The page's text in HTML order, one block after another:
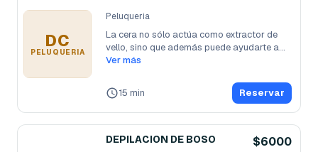
DC
PELUQUERIA
Peluqueria
La cera no sólo actúa como extractor de
vello, sino que además puede ayudarte a...
Ver más
15 min Reservar
DEPILACION DE BOSO $6000